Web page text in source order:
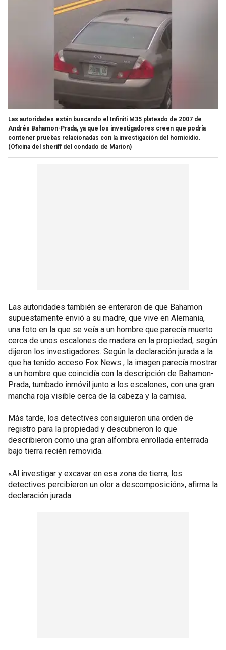
Las autoridades están buscando el Infiniti M35 plateado de 2007 de
Andrés Bahamon-Prada, ya que los investigadores creen que podría
contener pruebas relacionadas con la investigación del homicidio.
(Oficina del sheriff del condado de Marion)
Las autoridades también se enteraron de que Bahamon
supuestamente envió a su madre, que vive en Alemania,
una foto en la que se veía a un hombre que parecía muerto
cerca de unos escalones de madera en la propiedad, según
dijeron los investigadores. Según la declaración jurada a la
que ha tenido acceso Fox News , la imagen parecía mostrar
a un hombre que coincidía con la descripción de Bahamon-
Prada, tumbado inmóvil junto a los escalones, con una gran
mancha roja visible cerca de la cabeza y la camisa.
Más tarde, los detectives consiguieron una orden de
registro para la propiedad y descubrieron lo que
describieron como una gran alfombra enrollada enterrada
bajo tierra recién removida.
«Al investigar y excavar en esa zona de tierra, los
detectives percibieron un olor a descomposición», afirma la
declaración jurada.